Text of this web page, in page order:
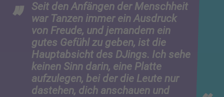
Seit den Anfängen der Menschheit
war Tanzen immer ein Ausdruck
von Freude, und jemandem ein
gutes Gefühl zu geben, ist die
Hauptabsicht des DJings. Ich sehe
keinen Sinn darin, eine Platte
aufzulegen, bei der die Leute nur
dastehen, dich anschauen und